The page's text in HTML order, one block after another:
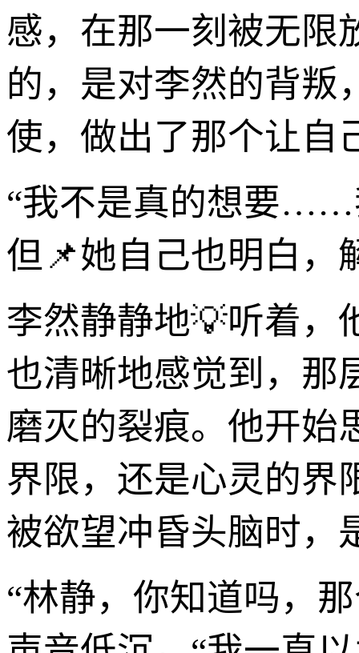
感，在那一刻被无限
的，是对李然的背叛
使，做出了那个让自
“我不是真的想要
但📌她自己也明白，
李然静静地💡听着，
也清晰地感觉到，那
磨灭的裂痕。他开始
界限，还是心灵的界
被欲望冲昏头脑时，
“林静，你知道吗，